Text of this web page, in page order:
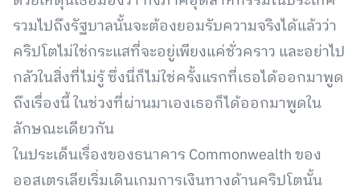
รวมไปถึงรัฐบาลนั้นจะต้องยอมรับความจริงได้แล้วว่า
คริปโตไม่ใช่กระแสที่จะอยู่เพียงแค่ชั่วคราว และอย่าไป
กลัวในสิ่งที่ไม่รู้ ซึ่งนี่ก็ไม่ใช่ครั้งแรกที่เธอได้ออกมาพูด
ถึงเรื่องนี้ ในช่วงที่ผ่านมาเองเธอก็ได้ออกมาพูดใน
ลักษณะเดียวกัน
ในประเด็นเรื่องของธนาคาร Commonwealth ของ
ออสเตรเลียเริ่มเดินเกมการเงินทางด้านคริปโตนั้น